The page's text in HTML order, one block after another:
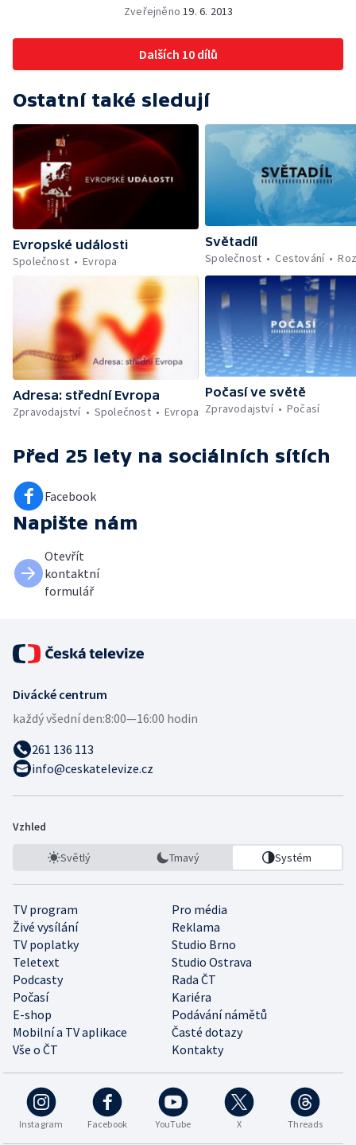
Zveřejněno19. 6. 2013
Dalších 10 dílů
Ostatní také sledují
Evropské události
Společnost
Evropa
Světadíl
Společnost
Cestování
Adresa: střední Evropa
Zpravodajství
Společnost Evropa
Počasí ve světě
Zpravodajství
Počasí
Před 25 lety na sociálních sítích
Facebook
Napište nám
Otevřít
kontaktní
formulář
Divácké centrum
každý všední den:8:00—16:00 hodin
261 136 113
info@ceskatelevize.cz
Vzhled
Světlý Tmavý Systém
TV program
Pro média
Živé vysílání
Reklama
TV poplatky
Studio Brno
Teletext
Studio Ostrava
Podcasty
Rada ČT
Počasí
Kariéra
E-shop
Podávání námětů
Mobilní a TV aplikace
Časté dotazy
Vše o ČT
Kontakty
Instagram Facebook YouTube X Threads